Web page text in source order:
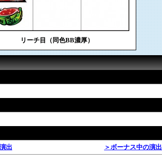
リーチ目（同色BB濃厚）
出
＞ボーナス中の演出